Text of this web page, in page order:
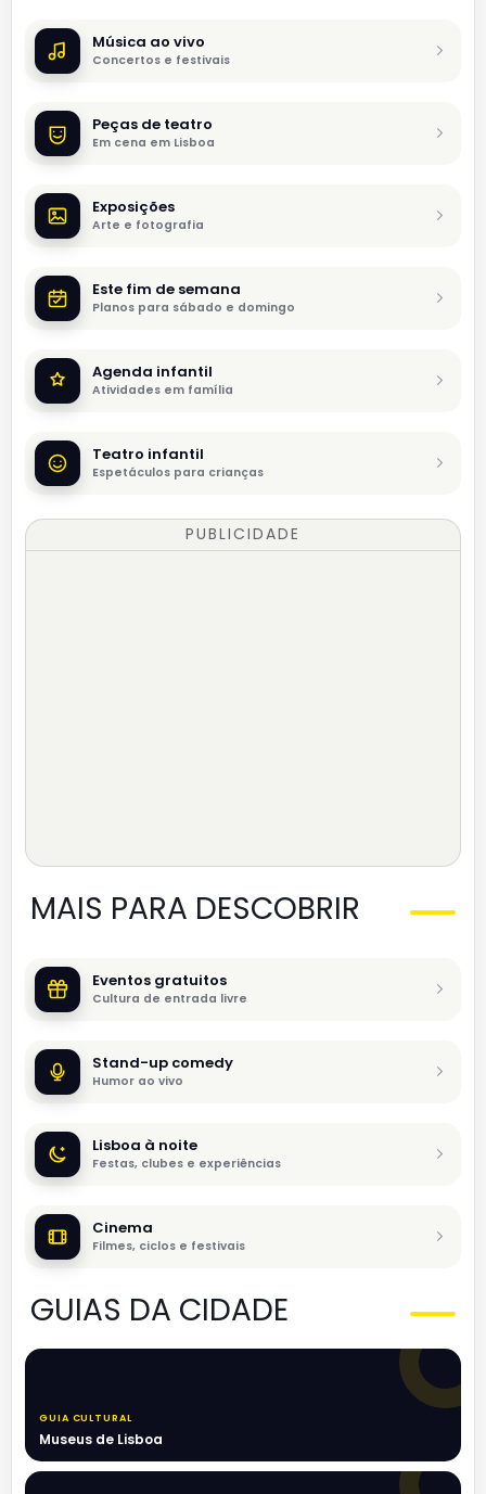
Música ao vivo
Concertos e festivais
Peças de teatro
Em cena em Lisboa
Exposições
Arte e fotografia
Este fim de semana
Planos para sábado e domingo
Agenda infantil
Atividades em família
Teatro infantil
Espetáculos para crianças
PUBLICIDADE
MAIS PARA DESCOBRIR
Eventos gratuitos
Cultura de entrada livre
Stand-up comedy
Humor ao vivo
Lisboa à noite
Festas, clubes e experiências
Cinema
Filmes, ciclos e festivais
GUIAS DA CIDADE
GUIA CULTURAL
Museus de Lisboa